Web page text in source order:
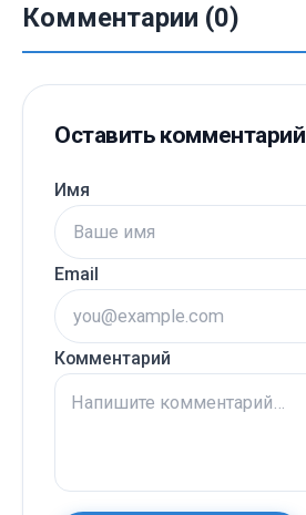
Комментарии (0)
Оставить комментарий
Имя
Email
Комментарий